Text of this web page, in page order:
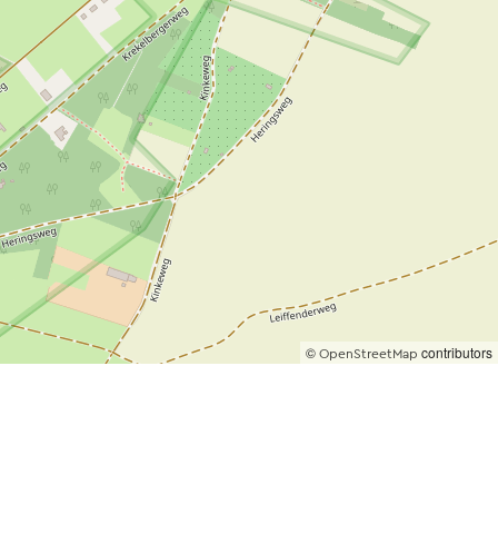
© OpenStreetMap contributors